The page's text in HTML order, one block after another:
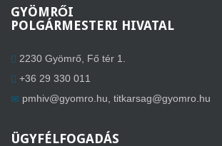
GYÖMRŐI
POLGÁRMESTERI HIVATAL
2230 Gyömrő, Fő tér 1.
+36 29 330 011
pmhiv@gyomro.hu titkarsag@gyomro.hu
ÜGYFÉLFOGADÁS